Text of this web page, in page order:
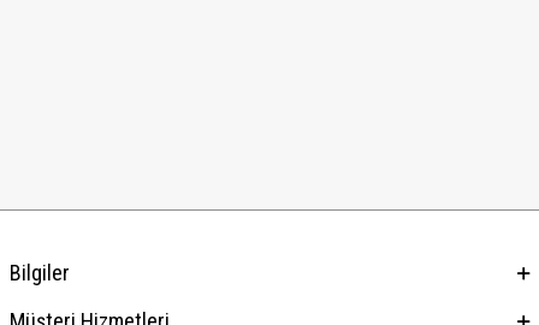
Bilgiler